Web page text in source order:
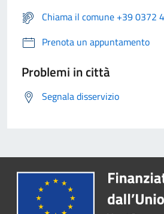
Chiama il comune +39 0372
Prenota un appuntamento
Problemi in città
Segnala disservizio